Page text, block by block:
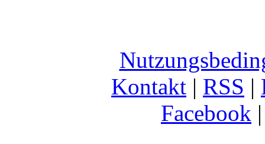
Kontakt | RSS |
Facebook